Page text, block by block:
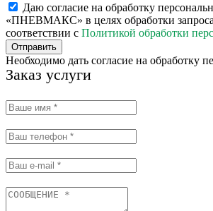
Даю согласие на обработку
«ПНЕВМАКС» в целях обработки запроса
соответствии с Политикой обработки
Отправить
Необходимо дать согласие на обработку
Заказ услуги